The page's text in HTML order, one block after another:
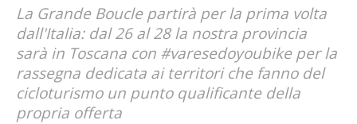
La Grande Boucle partirà per la prima volta
dall'Italia: dal 26 al 28 la nostra provincia
sarà in Toscana con #varesedoyoubike per la
rassegna dedicata ai territori che fanno del
cicloturismo un punto qualificante della
propria offerta